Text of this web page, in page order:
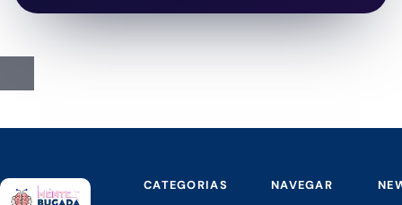
CATEGORIAS NAVEGAR